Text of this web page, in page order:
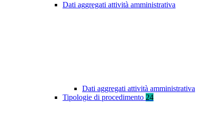
Dati aggregati attività amministrativa
Dati aggregati attività amministrativa
Tipologie di procedimento 24